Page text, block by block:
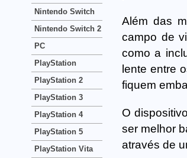
Além das
campo de
como a
lente entre
fiquem
O
ser melhor
através de
Nintendo Switch
Nintendo Switch 2
PC
PlayStation
PlayStation 2
PlayStation 3
PlayStation 4
PlayStation 5
PlayStation Vita